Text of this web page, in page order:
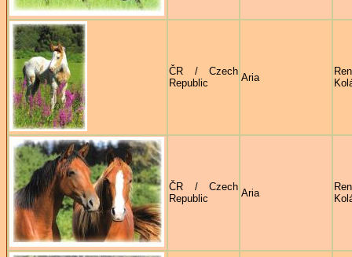
ČR / Czech
Republic
Aria
ČR / Czech
Republic
Aria